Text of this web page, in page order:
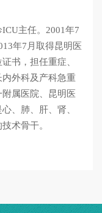
主任。2001年7
年7月取得昆明医
书，担任重症、
外科及产科急重
属医院、昆明医
、肺、肝、肾、
术骨干。